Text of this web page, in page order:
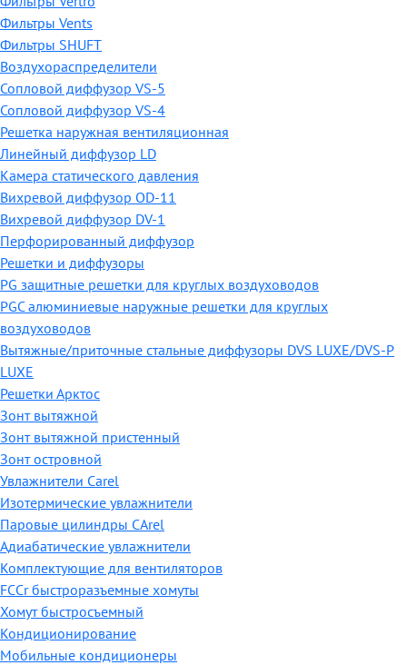
Фильтры Vents
Фильтры SHUFT
Воздухораспределители
Сопловой диффузор VS-5
Сопловой диффузор VS-4
Решетка наружная вентиляционная
Линейный диффузор LD
Камера статического давления
Вихревой диффузор OD-11
Вихревой диффузор DV-1
Перфорированный диффузор
Решетки и диффузоры
PG защитные решетки для круглых воздуховодов
PGC алюминиевые наружные решетки для круглых
воздуховодов
Вытяжные/приточные стальные диффузоры DVS LUXE/DVS-P
LUXE
Решетки Арктос
Зонт вытяжной
Зонт вытяжной пристенный
Зонт островной
Увлажнители Carel
Изотермические увлажнители
Паровые цилиндры CArel
Адиабатические увлажнители
Комплектующие для вентиляторов
FCCr быстроразъемные хомуты
Хомут быстросъемный
Кондиционирование
Мобильные кондиционеры